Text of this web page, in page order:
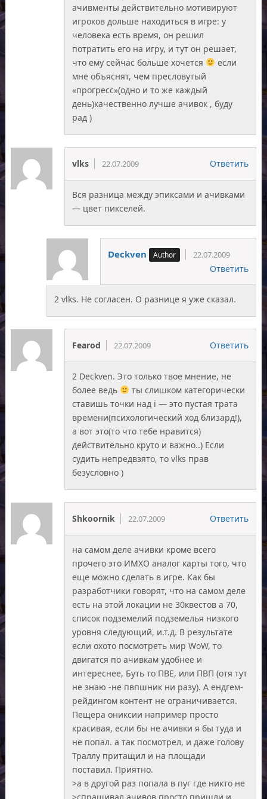
ачивменты действительно мотивируют
игроков дольше находиться в игре: у
человека есть время, он решил
потратить его на игру, и тут он решает,
что ему сейчас больше хочется
если
мне объяснят, чем пресловутый
«прогресс»(одно и то же каждый
день)качественно лучше ачивок , буду
рад )
vlks 22.07.2009 Ответить
Вся разница между эпиксами и ачивками
— цвет пикселей.
Deckven 22.07.2009
Ответить
2 vlks. Не согласен. О разнице я уже сказал.
Fearod 22.07.2009 Ответить
2 Deckven. Это только твое мнение, не
более ведь
ты слишком категорически
ставишь точки над i — это пустая трата
времени(психологический ход близард!),
а вот это(то что тебе нравится)
действительно круто и важно..) Если
судить непредвзято, то vlks прав
безусловно )
Shkoornik 22.07.2009 Ответить
на самом деле ачивки кроме всего
прочего это ИМХО аналог карты того, что
еще можно сделать в игре. Как бы
разработчики говорят, что на самом деле
есть на этой локации не 30квестов а 70,
список подземелий подземелья низкого
уровня следующий, и.т.д. В результате
если охото посмотреть мир WoW, то
двигатся по ачивкам удобнее и
интереснее, Буть то ПВЕ, или ПВП (отя тут
не знаю -не пвпшник ни разу). А ендгем-
рейдингом контент не ограничивается.
Пещера ониксии например просто
красивая, если бы не ачивки я бы туда и
не попал. а так посмотрел, и даже голову
Траллу притащил и на площади
поставил. Приятно.
>а в другой раз попала в пуг где никто не
>спрашивал ачивов просто пришли и